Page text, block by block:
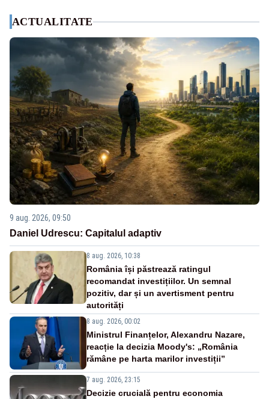
ACTUALITATE
9 aug. 2026, 09:50
Daniel Udrescu: Capitalul adaptiv
8 aug. 2026, 10:38
România își păstrează ratingul
recomandat investițiilor. Un semnal
pozitiv, dar și un avertisment pentru
autorități
8 aug. 2026, 00:02
Ministrul Finanțelor, Alexandru Nazare,
reacție la decizia Moody's: „România
rămâne pe harta marilor investiții”
7 aug. 2026, 23:15
Decizie crucială pentru economia